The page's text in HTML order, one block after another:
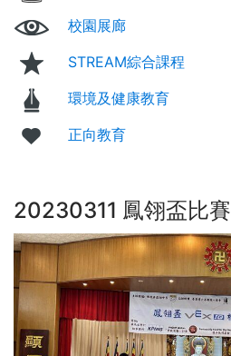
20230311 鳳翎盃比賽
校園展廊
STREAM綜合課程
環境及健康教育
正向教育